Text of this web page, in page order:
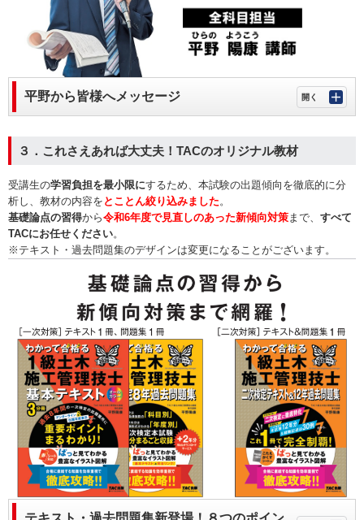
平野から皆様へメッセージ
３．これさえあれば大丈夫！TACのオリジナル教材
受講生の学習負担を最小限にするため、本試験の出題傾向を徹底的に分
析し、教材の内容を とことん絞り込みました 。
基礎論点の習得から令和6年度で見直しのあった新傾向対策 まで、 すべて
TACにお任せください。
※テキスト・過去問題集のデザインは変更になることがございます。